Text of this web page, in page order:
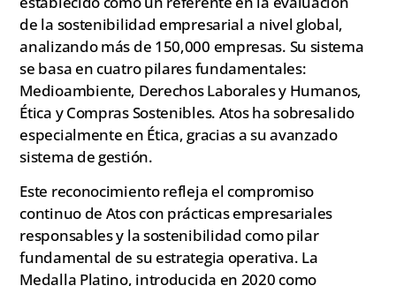
de la sostenibilidad empresarial a nivel global,
analizando más de 150,000 empresas. Su sistema
se basa en cuatro pilares fundamentales:
Medioambiente, Derechos Laborales y Humanos,
Ética y Compras Sostenibles. Atos ha sobresalido
especialmente en Ética, gracias a su avanzado
sistema de gestión.
Este reconocimiento refleja el compromiso
continuo de Atos con prácticas empresariales
responsables y la sostenibilidad como pilar
fundamental de su estrategia operativa. La
Medalla Platino, introducida en 2020 como